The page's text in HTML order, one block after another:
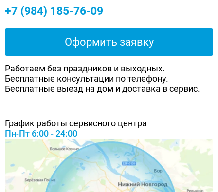
+7 (984) 185-76-09
Оформить заявку
Работаем без праздников и выходных.
Бесплатные консультации по телефону.
Бесплатные выезд на дом и доставка в сервис.
График работы сервисного центра
Пн-Пт 6:00 - 24:00